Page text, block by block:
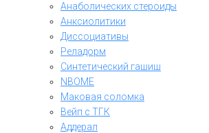
Анаболических стероиды
Анксиолитики
Диссоциативы
Реладорм
Синтетический гашиш
NBOME
Маковая соломка
Вейп с ТГК
Аддерал